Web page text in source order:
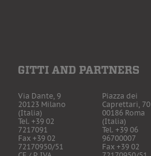
Via Dante, 9
20123 Milano
(Italia)
Tel. +39 02
7217091
Fax +39 02
72170950/51
Piazza dei
Caprettari, 70
00186 Roma
(Italia)
Tel. +39 06
96700007
Fax +39 02